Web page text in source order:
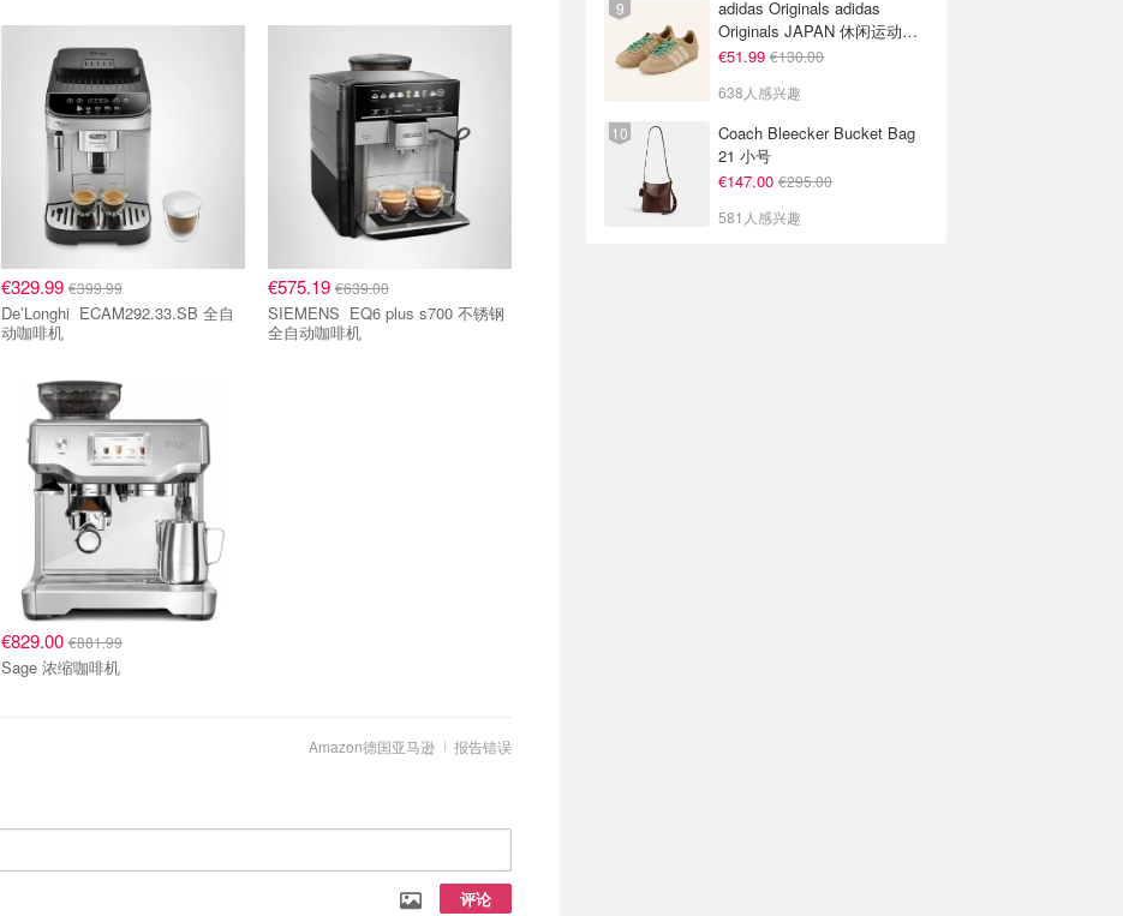
€329.99€399.99
De’Longhi ECAM292.33.SB 全自
动咖啡机
€575.19 €639.00
SIEMENS EQ6 plus s700 不锈钢
全自动咖啡机
€829.00€881.99
Sage 浓缩咖啡机
报告错误
Amazon德国亚马逊
评论
adidas Originals adidas
Originals JAPAN 休闲运动鞋
米色
€51.99 €130.00
638人感兴趣
Coach Bleecker Bucket Bag
21 小号
€147.00 €295.00
581人感兴趣